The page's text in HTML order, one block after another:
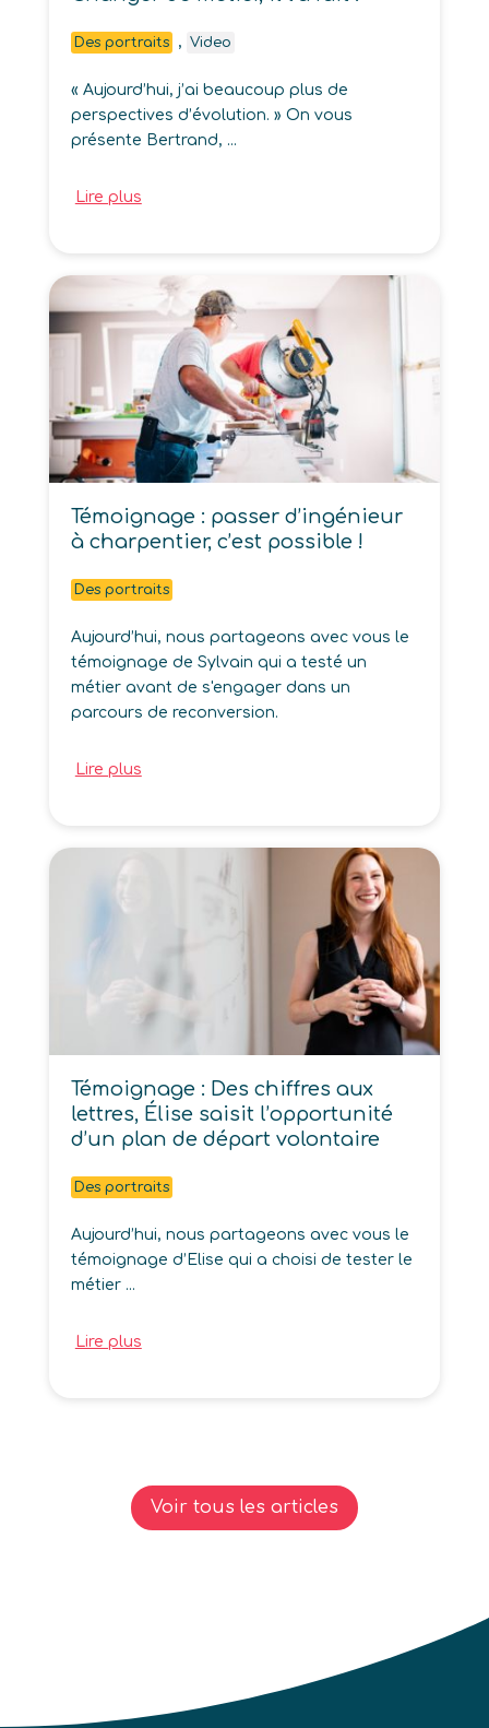
Des portraits , Video
« Aujourd’hui, j’ai beaucoup plus de
perspectives d’évolution. » On vous
présente Bertrand, ...
Lire plus
Témoignage : passer d’ingénieur
à charpentier, c’est possible !
Des portraits
Aujourd’hui, nous partageons avec vous le
témoignage de Sylvain qui a testé un
métier avant de s'engager dans un
parcours de reconversion.
Lire plus
Témoignage : Des chiffres aux
lettres, Élise saisit l’opportunité
d’un plan de départ volontaire
Des portraits
Aujourd’hui, nous partageons avec vous le
témoignage d’Elise qui a choisi de tester le
métier ...
Lire plus
Voir tous les articles